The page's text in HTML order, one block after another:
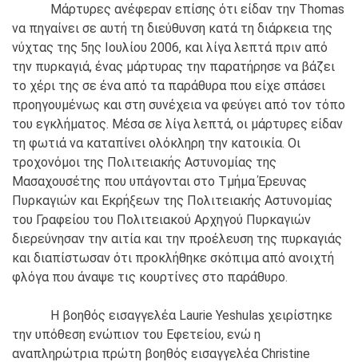
Μάρτυρες ανέφεραν επίσης ότι είδαν την Thomas
να πηγαίνει σε αυτή τη διεύθυνση κατά τη διάρκεια της
νύχτας της 5ης Ιουλίου 2006, και λίγα λεπτά πριν από
την πυρκαγιά, ένας μάρτυρας την παρατήρησε να βάζει
το χέρι της σε ένα από τα παράθυρα που είχε σπάσει
προηγουμένως και στη συνέχεια να φεύγει από τον τόπο
του εγκλήματος. Μέσα σε λίγα λεπτά, οι μάρτυρες είδαν
τη φωτιά να καταπίνει ολόκληρη την κατοικία. Οι
τροχονόμοι της Πολιτειακής Αστυνομίας της
Μασαχουσέτης που υπάγονται στο Τμήμα Έρευνας
Πυρκαγιών και Εκρήξεων της Πολιτειακής Αστυνομίας
του Γραφείου του Πολιτειακού Αρχηγού Πυρκαγιών
διερεύνησαν την αιτία και την προέλευση της πυρκαγιάς
και διαπίστωσαν ότι προκλήθηκε σκόπιμα από ανοιχτή
φλόγα που άναψε τις κουρτίνες στο παράθυρο.
Η βοηθός εισαγγελέα Laurie Yeshulas χειρίστηκε
την υπόθεση ενώπιον του Εφετείου, ενώ η
αναπληρώτρια πρώτη βοηθός εισαγγελέα Christine